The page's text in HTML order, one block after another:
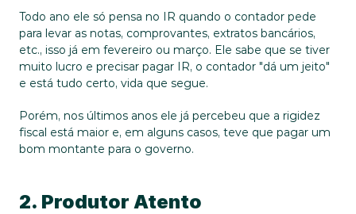
Todo ano ele só pensa no IR quando o contador pede
para levar as notas, comprovantes, extratos bancários,
etc., isso já em fevereiro ou março. Ele sabe que se tiver
muito lucro e precisar pagar IR, o contador "dá um jeito"
e está tudo certo, vida que segue.
Porém, nos últimos anos ele já percebeu que a rigidez
fiscal está maior e, em alguns casos, teve que pagar um
bom montante para o governo.
2. Produtor Atento